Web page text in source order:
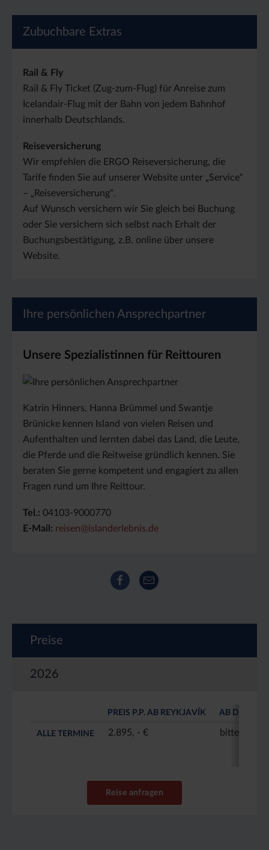
Zubuchbare Extras
Rail & Fly
Rail & Fly Ticket (Zug-zum-Flug) für Anreise zum
Icelandair-Flug mit der Bahn von jedem Bahnhof
innerhalb Deutschlands.
Reiseversicherung
Wir empfehlen die ERGO Reiseversicherung, die
Tarife finden Sie auf unserer Website unter „Service“
– „Reiseversicherung“.
Auf Wunsch versichern wir Sie gleich bei Buchung
oder Sie versichern sich selbst nach Erhalt der
Buchungsbestätigung, z.B. online über unsere
Website.
Ihre persönlichen Ansprechpartner
Unsere Spezialistinnen für Reittouren
Katrin Hinners, Hanna Brümmel und Swantje
Brünicke kennen Island von vielen Reisen und
Aufenthalten und lernten dabei das Land, die Leute,
die Pferde und die Reitweise gründlich kennen. Sie
beraten Sie gerne kompetent und engagiert zu allen
Fragen rund um Ihre Reittour.
Tel.: 04103-9000770
E-Mail: reisen@islanderlebnis.de
Facebook
E-Mail
Preise
2026
PREIS P.P. AB REYKJAVÍK AB
ALLE TERMINE 2.895, - € bitte
Reise anfragen